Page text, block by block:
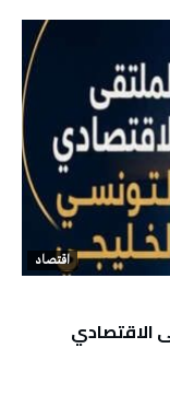
اقتصاد
الاقتصادي